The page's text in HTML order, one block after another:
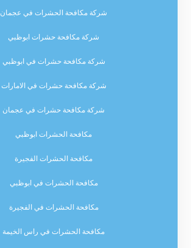
شركة مكافحة الحشرات في عجمان
شركة مكافحة حشرات ابوظبي
شركة مكافحة حشرات في ابوظبي
شركة مكافحة حشرات في الامارات
شركة مكافحة حشرات في عجمان
مكافحة الحشرات ابوظبي
مكافحة الحشرات الفجيرة
مكافحة الحشرات في ابوظبي
مكافحة الحشرات في الفجيرة
مكافحة الحشرات في راس الخيمة